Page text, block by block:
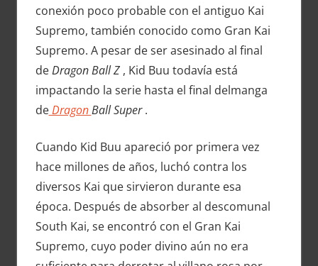
conexión poco probable con el antiguo Kai
Supremo, también conocido como Gran Kai
Supremo. A pesar de ser asesinado al final
deDragon Ball Z, Kid Buu todavía está
impactando la serie hasta el final delmanga
deDragonBall Super.
Cuando Kid Buu apareció por primera vez
hace millones de años, luchó contra los
diversos Kai que sirvieron durante esa
época. Después de absorber al descomunal
South Kai, se encontró con el Gran Kai
Supremo, cuyo poder divino aún no era